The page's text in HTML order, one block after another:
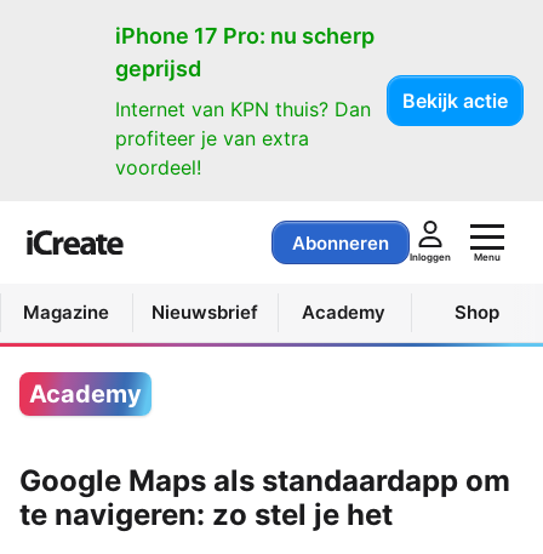
iPhone 17 Pro: nu scherp
geprijsd
Internet van KPN thuis? Dan
profiteer je van extra
voordeel!
Bekijk actie
Abonneren
Inloggen Menu
Magazine Nieuwsbrief Academy Shop
Academy
Google Maps als standaardapp om
te navigeren: zo stel je het